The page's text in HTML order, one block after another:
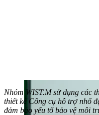
Nhóm WIST.M sử dụng các
thiết kế Công cụ hỗ trợ nhổ
đảm bảo yếu tố bảo vệ môi